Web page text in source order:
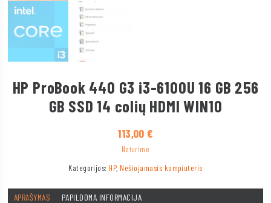
HP ProBook 440 G3 i3-6100U 16 GB 256
GB SSD 14 colių HDMI WIN10
113,00€
Neturime
Kategorijos: HP, Nešiojamasis kompiuteris
APRAŠYMAS PAPILDOMA INFORMACIJA